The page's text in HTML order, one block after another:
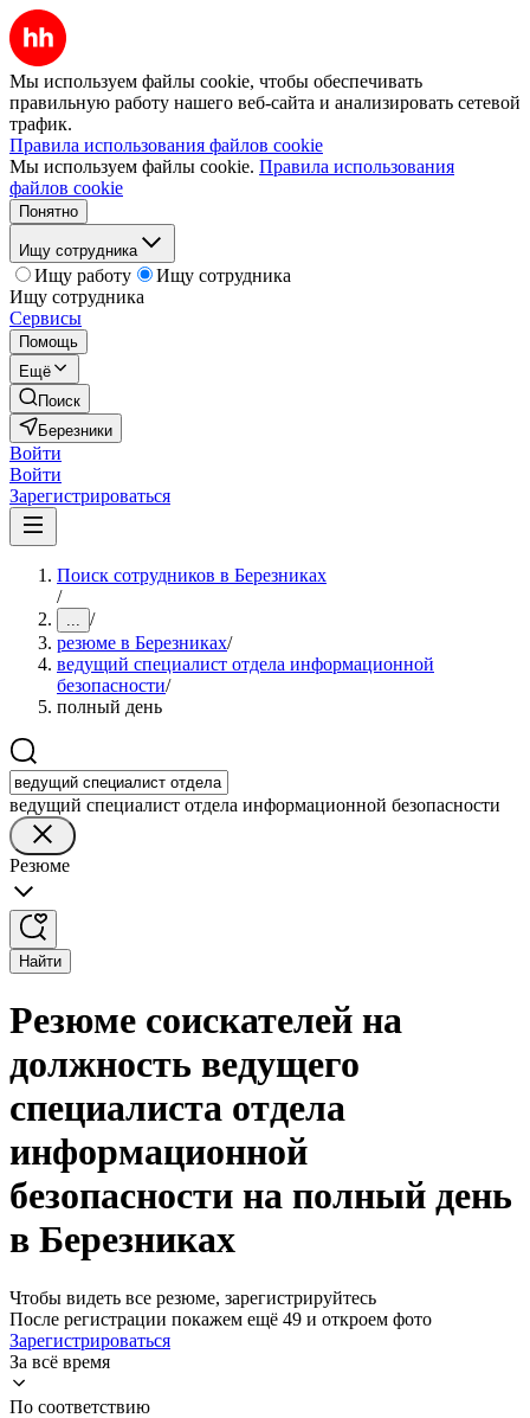
Мы используем файлы cookie, чтобы обеспечивать
правильную работу нашего веб-сайта и анализировать сетевой
трафик.
Правила использования файлов cookie
Мы используем файлы cookie. Правила использования
файлов cookie
Понятно
Ищу сотрудника
Ищу работу
Ищу сотрудника
Ищу сотрудника
Сервисы
Помощь
Ещё
Поиск
Березники
Войти
Войти
Зарегистрироваться
Поиск сотрудников в Березниках
/
... /
резюме в Березниках/
ведущий специалист отдела информационной
безопасности/
полный день
ведущий специалист отдела информационной безопасности
Резюме
Найти
Резюме соискателей на
должность ведущего
специалиста отдела
информационной
безопасности на полный день
в Березниках
Чтобы видеть все резюме, зарегистрируйтесь
После регистрации покажем ещё 49 и откроем фото
Зарегистрироваться
За всё время
По соответствию